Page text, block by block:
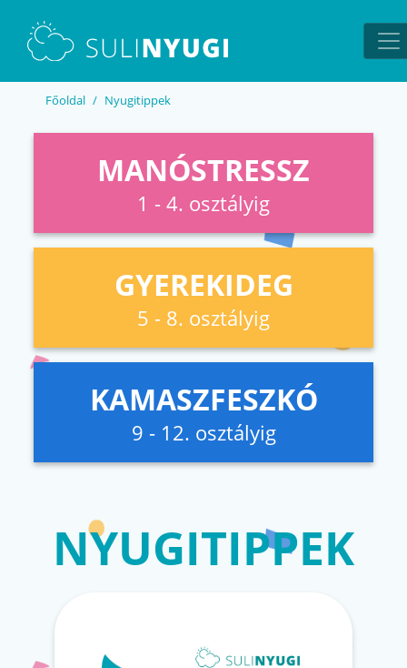
Főoldal Nyugitippek
MANÓSTRESSZ
1 - 4. osztályig
GYEREKIDEG
5 - 8. osztályig
KAMASZFESZKÓ
9 - 12. osztályig
NYUGITIPPEK